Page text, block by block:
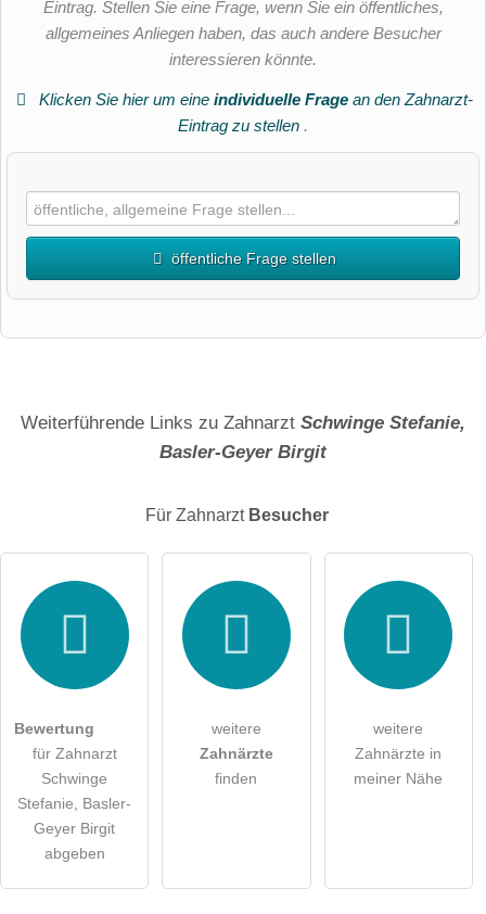
Eintrag. Stellen Sie eine Frage, wenn Sie ein öffentliches,
allgemeines Anliegen haben, das auch andere Besucher
interessieren könnte.
Klicken Sie hier um eine individuelle Fragean den Zahnarzt-
Eintrag zu stellen .
öffentliche Frage stellen
Hiermit akzeptiere ich die .
Die Datenschutzerklärunghabe ich zur Kenntnis genommen.
Besucher sichtbar
Klicken Sie hier um eine
Zahnarzt-Eintrag zu stellen
Weiterführende Links zu Zahnarzt Schwinge Stefanie,
Basler-Geyer Birgit
Für Zahnarzt Besucher
Bewertung
für Zahnarzt
Schwinge
Stefanie, Basler-
Geyer Birgit
abgeben
weitere
Zahnärzte
finden
weitere
Zahnärzte in
meiner Nähe